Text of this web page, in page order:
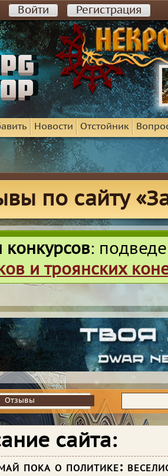
Войти Регистрация
Новости Отстойник
по сайту
конкурсов:
и троянских
Отзывы
Отзывы
сайта:
пока о политике: